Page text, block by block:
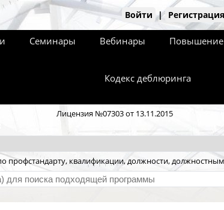
Войти | Регистрация
Семинары Вебинары Повышение
Кодекс деблюринга
Лицензия №07303 от 13.11.2015
профстандарту, квалификации, должности,